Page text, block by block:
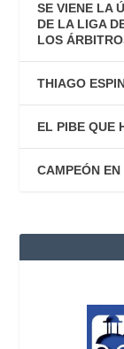
SE VIENE LA
DE LA LIGA
LOS
THIAGO
EL PIBE QUE
CAMPEÓN